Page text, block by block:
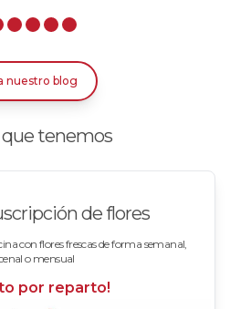
nuestro blog
que tenemos
de flores
con flores frescas de forma semanal,
o mensual
por reparto!
Azules
Blancas-Rojas
Blancas
Damasco
en floreros
Fucsia